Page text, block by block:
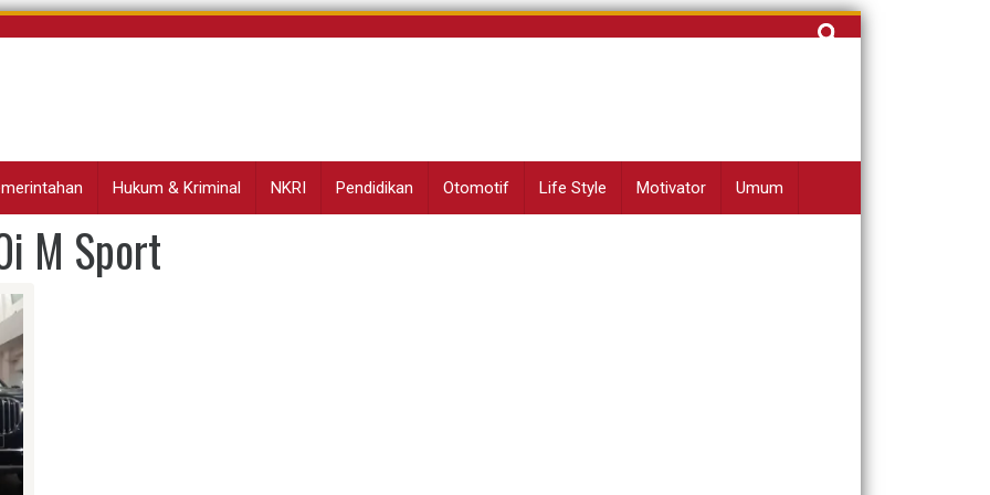
Cari
Hukum & Kriminal NKRI Pendidikan Otomotif Life Style Motivator Umum
M Sport